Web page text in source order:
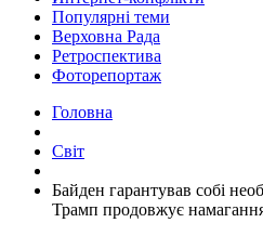
Популярні теми
Верховна Рада
Ретроспектива
Фоторепортаж
Головна
Світ
​Байден гарантував собі
Трамп продовжує